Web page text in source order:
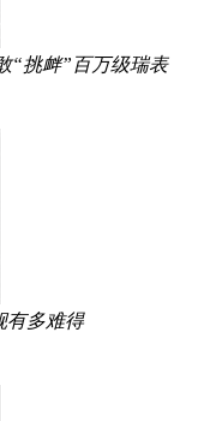
“挑衅”百万级瑞表
有多难得